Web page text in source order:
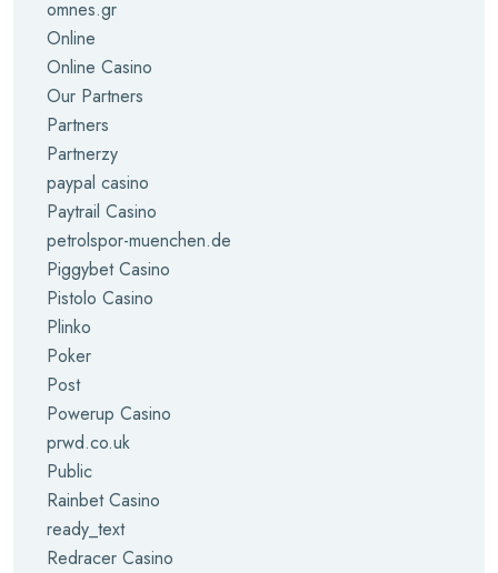
omnes.gr
Online
Online Casino
Our Partners
Partners
Partnerzy
paypal casino
Paytrail Casino
petrolspor-muenchen.de
Piggybet Casino
Pistolo Casino
Plinko
Poker
Post
Powerup Casino
prwd.co.uk
Public
Rainbet Casino
ready_text
Redracer Casino